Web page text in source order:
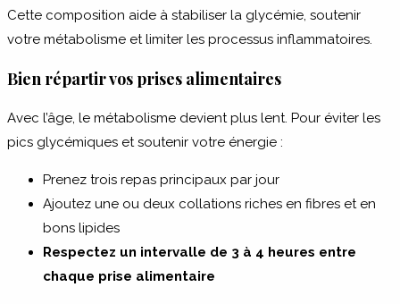
Cette composition aide à stabiliser la glycémie, soutenir
votre métabolisme et limiter les processus inflammatoires.
Bien répartir vos prises alimentaires
Avec l’âge, le métabolisme devient plus lent. Pour éviter les
pics glycémiques et soutenir votre énergie :
Prenez trois repas principaux par jour
Ajoutez une ou deux collations riches en fibres et en
bons lipides
Respectez un intervalle de 3 à 4 heures entre
chaque prise alimentaire